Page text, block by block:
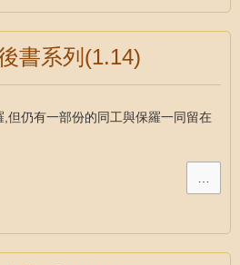
書系列(1.14)
但仍有一部份的同工與保羅一同留在
…